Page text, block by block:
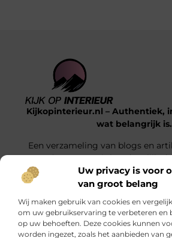
Uw privacy is voor
van groot belang
Wij maken gebruik van cookies en
om uw gebruikservaring te verbeteren en
op uw behoeften. Deze cookies kunnen
worden ingezet, zoals het aanbieden van
Kijkopinterieur.nl – Authentiek,
wat belangrijk is.
Een verzameling van blogs en
onderwerpen uit het dagelijks
Onze informatie
Bericht categorie